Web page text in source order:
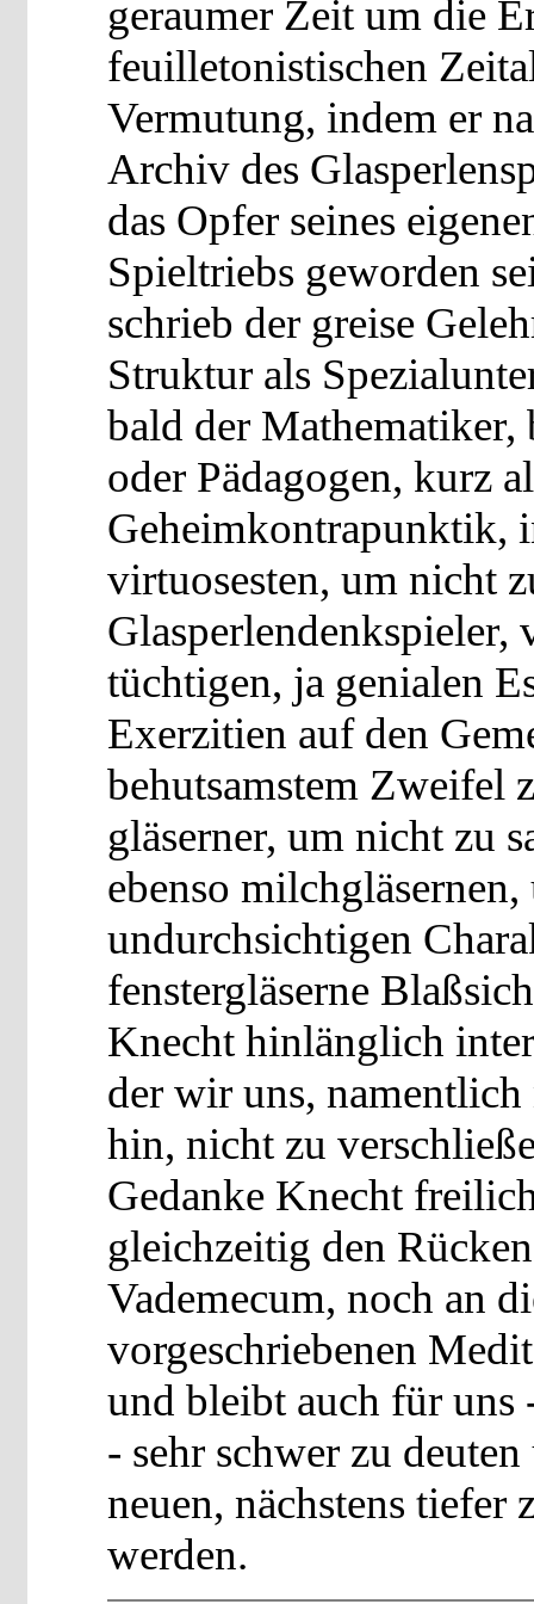
geraumer Zeit um die
feuilletonistischen
Vermutung, indem er
Archiv des
das Opfer seines
Spieltriebs geworden
schrieb der greise
Struktur als
bald der
oder Pädagogen, kurz
Geheimkontrapunktik,
virtuosesten, um nicht
Glasperlendenkspieler,
tüchtigen, ja genialen
Exerzitien auf den
behutsamstem Zweifel
gläserner, um nicht zu
ebenso
undurchsichtigen
fenstergläserne
Knecht hinlänglich
der wir uns,
hin, nicht zu
Gedanke Knecht
gleichzeitig den
Vademecum, noch an
vorgeschriebenen
und bleibt auch für uns
- sehr schwer zu
neuen, nächstens tiefer
werden.